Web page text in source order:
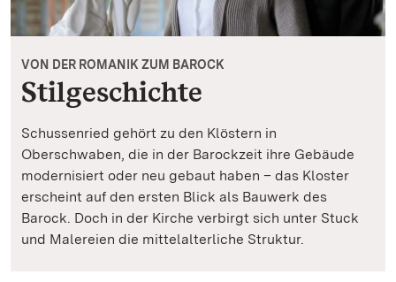
VON DER ROMANIK ZUM BAROCK
Stilgeschichte
Schussenried gehört zu den Klöstern in
Oberschwaben, die in der Barockzeit ihre Gebäude
modernisiert oder neu gebaut haben – das Kloster
erscheint auf den ersten Blick als Bauwerk des
Barock. Doch in der Kirche verbirgt sich unter Stuck
und Malereien die mittelalterliche Struktur.